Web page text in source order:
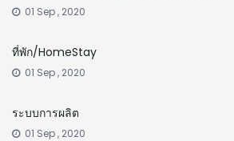
01 Sep , 2020
ที่พัก/HomeStay
01 Sep , 2020
ระบบการผลิต
01 Sep , 2020